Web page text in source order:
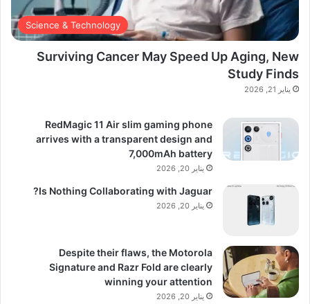
Science & Technology
Surviving Cancer May Speed Up Aging, New
Study Finds
يناير 21, 2026
RedMagic 11 Air slim gaming phone
arrives with a transparent design and
7,000mAh battery
يناير 20, 2026
Is Nothing Collaborating with Jaguar?
يناير 20, 2026
Despite their flaws, the Motorola
Signature and Razr Fold are clearly
winning your attention
يناير 20, 2026